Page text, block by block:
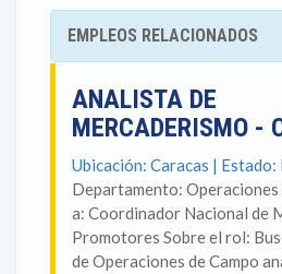
EMPLEOS RELACIONADOS
ANALISTA DE
MERCADERISMO -
Ubicación: Caracas | Estado:
Departamento:
a: Coordinador Nacional de
Promotores Sobre el rol:
de Operaciones de Campo